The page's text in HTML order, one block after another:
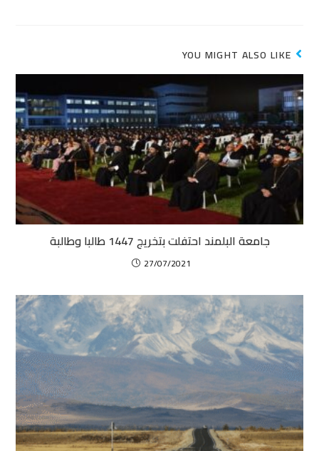
YOU MIGHT ALSO LIKE
جامعة البلمند احتفلت بتخريج 1447 طالبا وطالبة
27/07/2021